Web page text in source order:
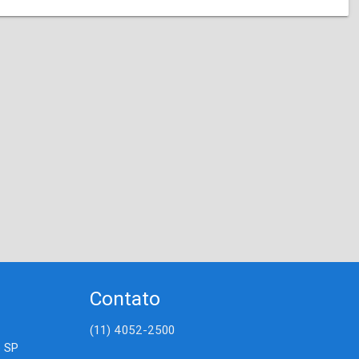
Contato
(11) 4052-2500